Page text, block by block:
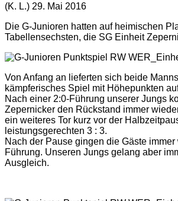
(K. L.) 29. Mai 2016
Die G-Junioren hatten auf heimischen
Tabellensechsten, die SG Einheit
Von Anfang an lieferten sich beide
kämpferisches Spiel mit Höhepunkten
Nach einer 2:0-Führung unserer Jungs
Zepernicker den Rückstand immer
ein weiteres Tor kurz vor der
leistungsgerechten 3 : 3.
Nach der Pause gingen die Gäste immer
Führung. Unseren Jungs gelang aber
Ausgleich.